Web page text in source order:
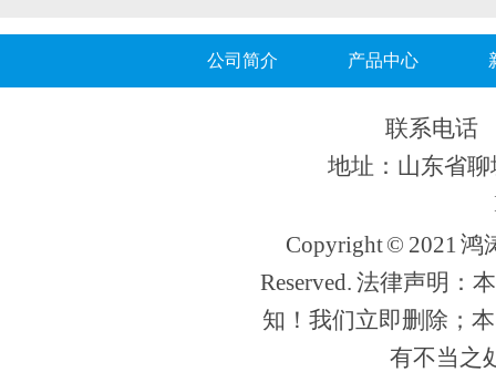
公司简介 产品中心
联系电话
地址：山东省
Copyright © 2021
Reserved. 法律声明：
知！我们立即删除；
有不当之